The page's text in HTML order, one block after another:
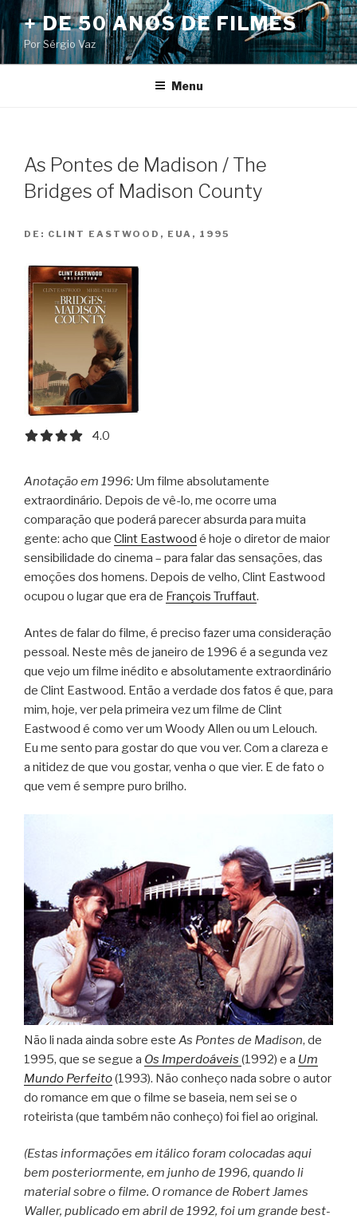
Pular
para
o
conteúdo
+ DE 50 ANOS DE FILMES
Por Sérgio Vaz
Menu
As Pontes de Madison / The
Bridges of Madison County
DE: CLINT EASTWOOD, EUA, 1995
4.0 out of 5.0 stars
4.0
Anotação em 1996: Um filme absolutamente
extraordinário. Depois de vê-lo, me ocorre uma
comparação que poderá parecer absurda para muita
gente: acho que Clint Eastwood é hoje o diretor de maior
sensibilidade do cinema – para falar das sensações, das
emoções dos homens. Depois de velho, Clint Eastwood
ocupou o lugar que era de François Truffaut.
Antes de falar do filme, é preciso fazer uma consideração
pessoal. Neste mês de janeiro de 1996 é a segunda vez
que vejo um filme inédito e absolutamente extraordinário
de Clint Eastwood. Então a verdade dos fatos é que, para
mim, hoje, ver pela primeira vez um filme de Clint
Eastwood é como ver um Woody Allen ou um Lelouch.
Eu me sento para gostar do que vou ver. Com a clareza e
a nitidez de que vou gostar, venha o que vier. E de fato o
que vem é sempre puro brilho.
Não li nada ainda sobre este As Pontes de Madison, de
1995, que se segue a Os Imperdoáveis (1992) e a Um
Mundo Perfeito(1993). Não conheço nada sobre o autor
do romance em que o filme se baseia, nem sei se o
roteirista (que também não conheço) foi fiel ao original.
(Estas informações em itálico foram colocadas aqui
bem posteriormente, em junho de 1996, quando li
material sobre o filme. O romance de Robert James
Waller, publicado em abril de 1992, foi um grande best-